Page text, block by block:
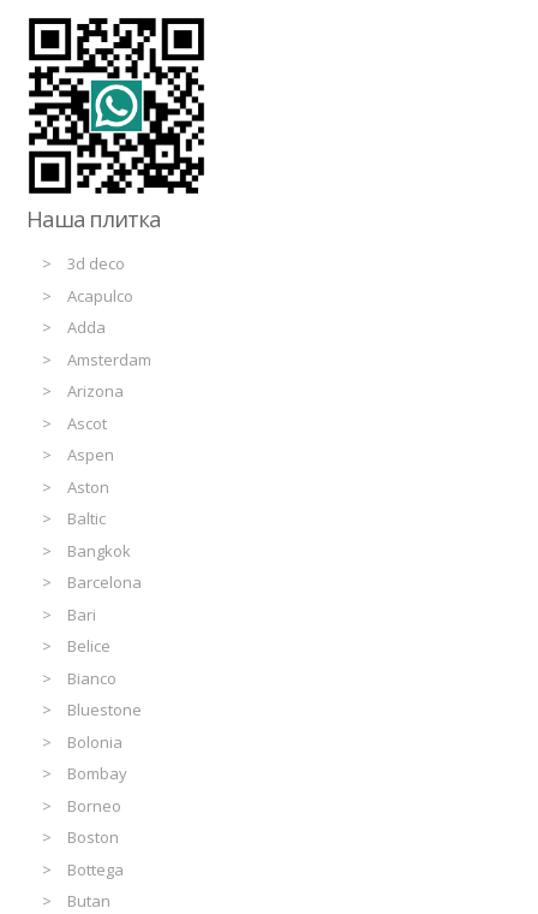
Наша плитка
3d deco
Acapulco
Adda
Amsterdam
Arizona
Ascot
Aspen
Aston
Baltic
Bangkok
Barcelona
Bari
Belice
Bianco
Bluestone
Bolonia
Bombay
Borneo
Boston
Bottega
Butan